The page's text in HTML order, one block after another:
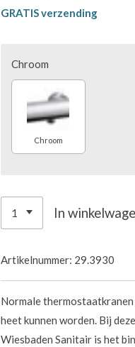
GRATIS verzending
Chroom
Chroom
In
Artikelnummer: 29.3930
Normale thermostaatkranen
heet kunnen worden. Bij
Wiesbaden Sanitair is het